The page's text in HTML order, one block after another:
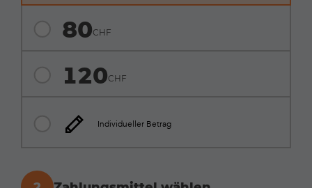
80
120
Individueller Betrag